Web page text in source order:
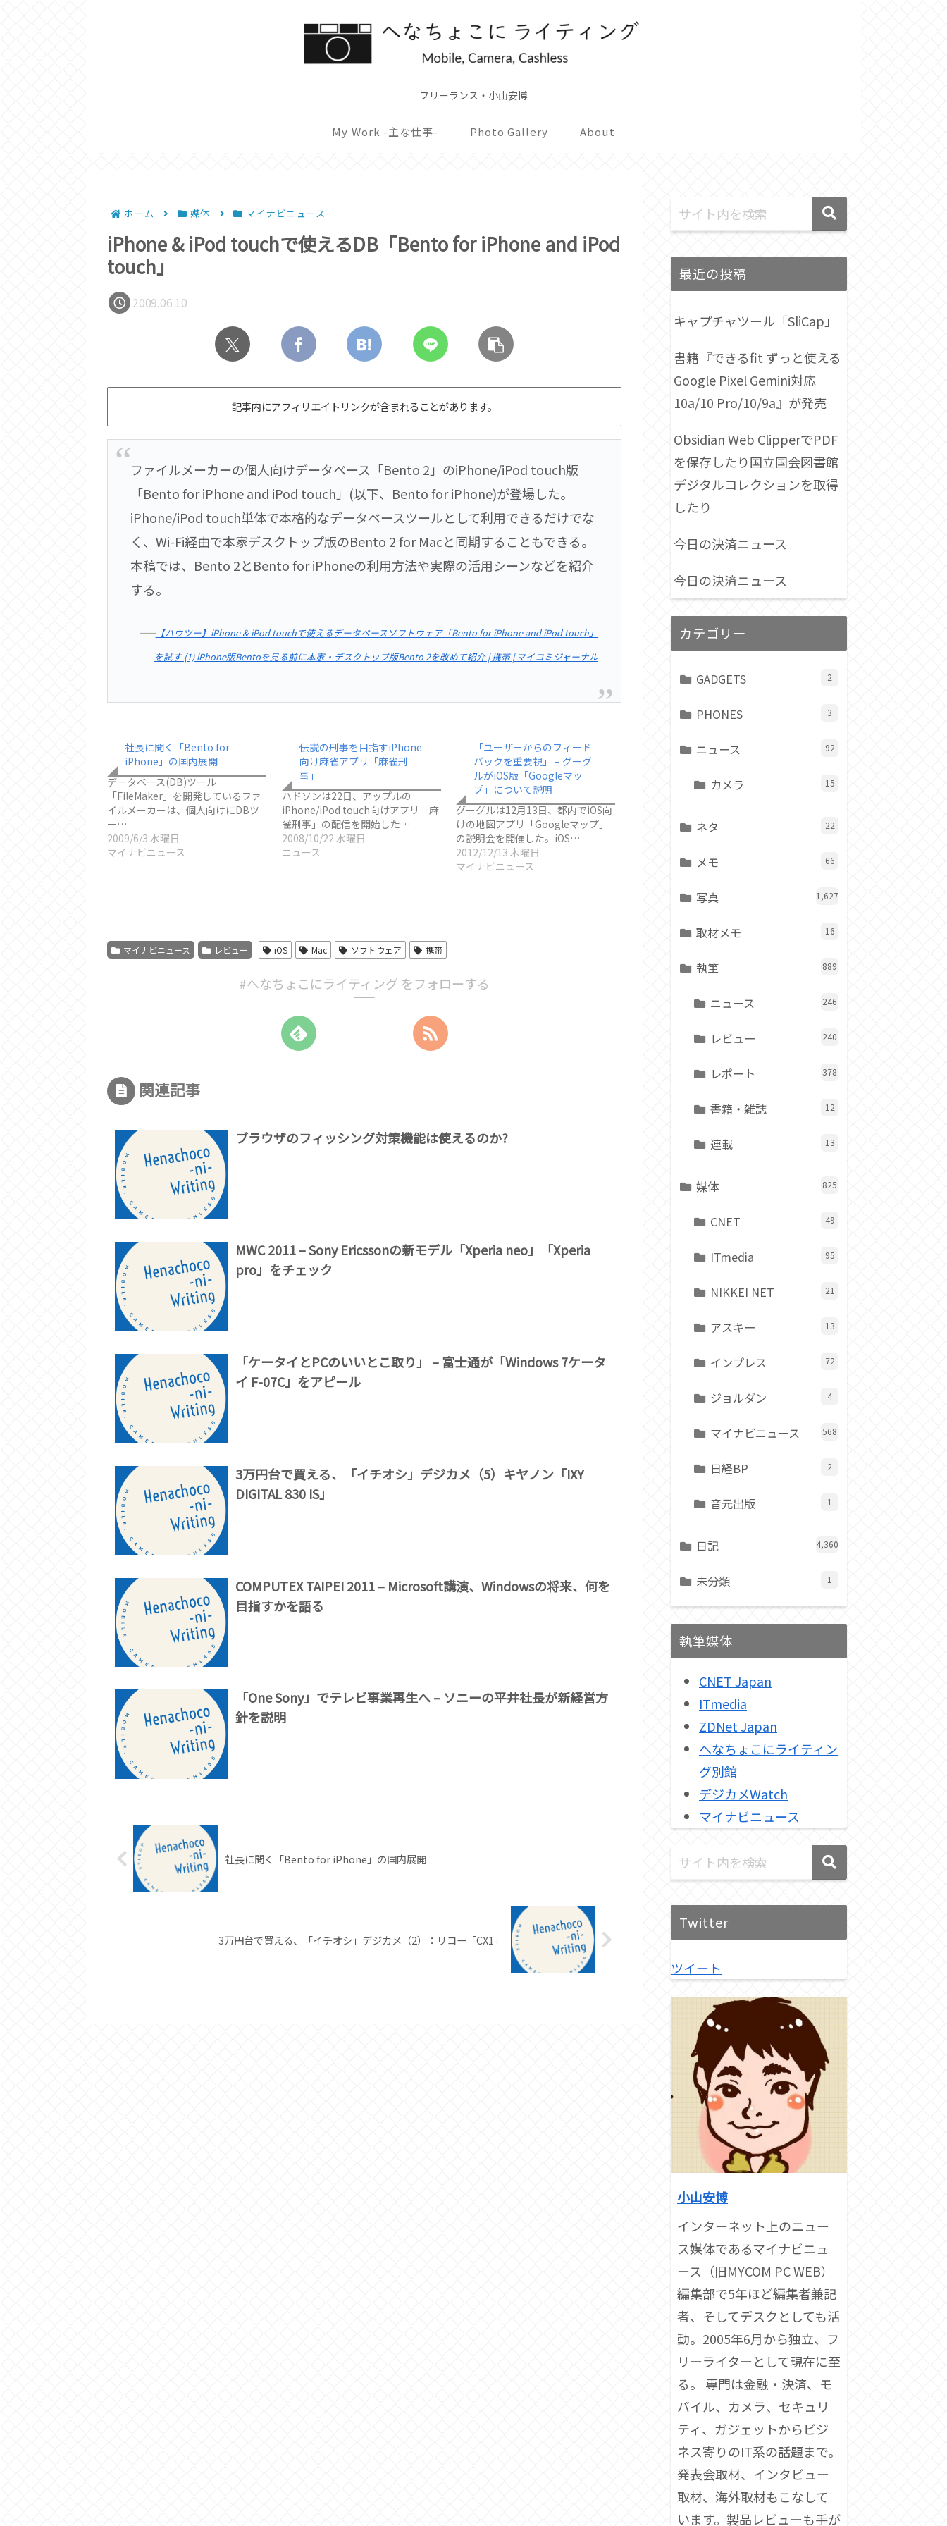
フリーランス・小山安博
My Work -主な仕事- Photo Gallery About
ホーム 媒体 マイナビニュース
iPhone & iPod touchで使えるDB「Bento for iPhone and iPod
touch」
2009.06.10
記事内にアフィリエイトリンクが含まれることがあります。
ファイルメーカーの個人向けデータベース「Bento 2」のiPhone/iPod touch版
「Bento for iPhone and iPod touch」(以下、Bento for iPhone)が登場した。
iPhone/iPod touch単体で本格的なデータベースツールとして利用できるだけでな
く、Wi-Fi経由で本家デスクトップ版のBento 2 for Macと同期することもできる。
本稿では、Bento 2とBento for iPhoneの利用方法や実際の活用シーンなどを紹介
する。
――【ハウツー】iPhone & iPod touchで使えるデータベースソフトウェア「Bento for iPhone and iPod touch」
を試す (1) iPhone版Bentoを見る前に本家・デスクトップ版Bento 2を改めて紹介 | 携帯 | マイコミジャーナル
社長に聞く「Bento for
iPhone」の国内展開
データベース(DB)ツール
「FileMaker」を開発しているファ
イルメーカーは、個人向けにDBツ
ー…
2009/6/3 水曜日
マイナビニュース
伝説の刑事を目指すiPhone
向け麻雀アプリ「麻雀刑
事」
ハドソンは22日、アップルの
iPhone/iPod touch向けアプリ「麻
雀刑事」の配信を開始した…
2008/10/22 水曜日
ニュース
「ユーザーからのフィード
バックを重要視」 – グーグ
ルがiOS版「Googleマッ
プ」について説明
グーグルは12月13日、都内でiOS向
けの地図アプリ「Googleマップ」
の説明会を開催した。iOS…
2012/12/13 木曜日
マイナビニュース
マイナビニュース レビュー iOS Mac ソフトウェア 携帯
#へなちょこにライティング をフォローする
関連記事
ブラウザのフィッシング対策機能は使えるのか?
MWC 2011 – Sony Ericssonの新モデル「Xperia neo」「Xperia
pro」をチェック
「ケータイとPCのいいとこ取り」 – 富士通が「Windows 7ケータ
イ F-07C」をアピール
3万円台で買える、「イチオシ」デジカメ（5）キヤノン「IXY
DIGITAL 830 IS」
COMPUTEX TAIPEI 2011 – Microsoft講演、Windowsの将来、何を
目指すかを語る
「One Sony」でテレビ事業再生へ – ソニーの平井社長が新経営方
針を説明
社長に聞く「Bento for iPhone」の国内展開
3万円台で買える、「イチオシ」デジカメ（2）：リコー「CX1」
最近の投稿
キャプチャツール「SliCap」
書籍『できるfit ずっと使える
Google Pixel Gemini対応
10a/10 Pro/10/9a』が発売
Obsidian Web ClipperでPDF
を保存したり国立国会図書館
デジタルコレクションを取得
したり
今日の決済ニュース
今日の決済ニュース
カテゴリー
GADGETS 2
PHONES 3
ニュース 92
カメラ 15
ネタ 22
メモ 66
写真 1,627
取材メモ 16
執筆 889
ニュース 246
レビュー 240
レポート 378
書籍・雑誌 12
連載 13
媒体 825
CNET 49
ITmedia 95
NIKKEI NET 21
アスキー 13
インプレス 72
ジョルダン 4
マイナビニュース 568
日経BP 2
音元出版 1
日記 4,360
未分類 1
執筆媒体
CNET Japan
ITmedia
ZDNet Japan
へなちょこにライティン
グ別館
デジカメWatch
マイナビニュース
Twitter
ツイート
小山安博
インターネット上のニュー
ス媒体であるマイナビニュ
ース（旧MYCOM PC WEB）
編集部で5年ほど編集者兼記
者、そしてデスクとしても活
動。2005年6月から独立、フ
リーライターとして現在に至
る。 専門は金融・決済、モ
バイル、カメラ、セキュリ
ティ、ガジェットからビジ
ネス寄りのIT系の話題まで。
発表会取材、インタビュー
取材、海外取材もこなして
います。製品レビューも手が